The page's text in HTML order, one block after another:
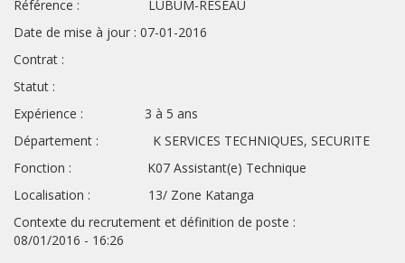
Référence : LUBUM-RESEAU
Date de mise à jour : 07-01-2016
Contrat :
Statut :
Expérience : 3 à 5 ans
Département : K SERVICES TECHNIQUES, SECURITE
Fonction : K07 Assistant(e) Technique
Localisation : 13/ Zone Katanga
Contexte du recrutement et définition de poste :
08/01/2016 - 16:26